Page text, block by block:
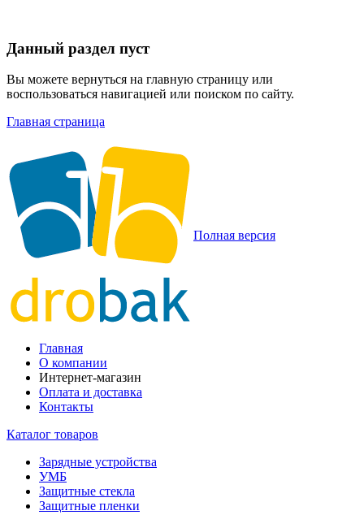
Данный раздел пуст
Вы можете вернуться на главную страницу или
воспользоваться навигацией или поиском по сайту.
Главная страница
Полная версия
Главная
О компании
Интернет-магазин
Оплата и доставка
Контакты
Каталог товаров
Зарядные устройства
УМБ
Защитные стекла
Защитные пленки